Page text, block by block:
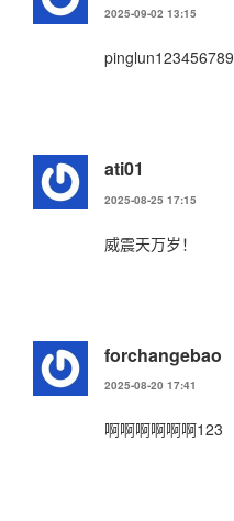
2025-09-02 13:15
pinglun123456789
ati01
2025-08-25 17:15
威震天万岁！
forchangebao
2025-08-20 17:41
啊啊啊啊啊啊123